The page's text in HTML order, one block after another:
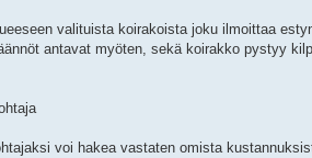
valituista koirakoista joku ilmoittaa
antavat myöten, sekä koirakko pystyy
voi hakea vastaten omista